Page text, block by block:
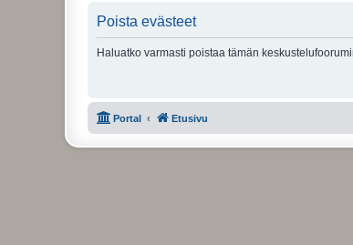
Poista evästeet
Haluatko varmasti poistaa tämän
Portal Etusivu